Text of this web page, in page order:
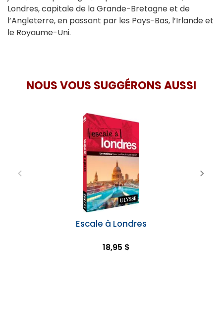
Londres, capitale de la Grande-Bretagne et de
l’Angleterre, en passant par les Pays-Bas, l’Irlande et
le Royaume-Uni.
NOUS VOUS SUGGÉRONS AUSSI
Escale à Londres
18,95 $